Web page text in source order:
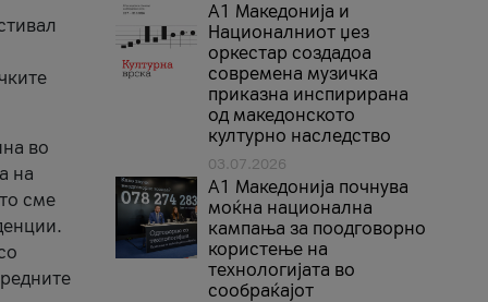
во
на
сме
А1 Македонија и
Националниот џез
оркестар создадоа
современа музичка
приказна инспирирана
од македонското
културно наследство
03.07.2026
A1 Македонија почнува
моќна национална
кампања за поодговорно
користење на
технологијата во
сообраќајот